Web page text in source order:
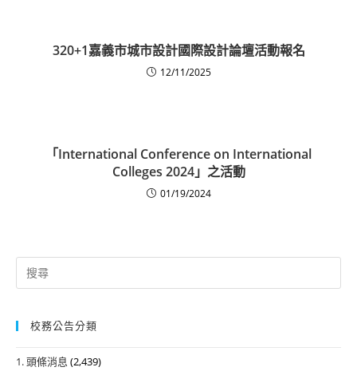
320+1嘉義市城市設計國際設計論壇活動報名
12/11/2025
「International Conference on International
Colleges 2024」之活動
01/19/2024
Search
for:
校務公告分類
1. 頭條消息 (2,439)